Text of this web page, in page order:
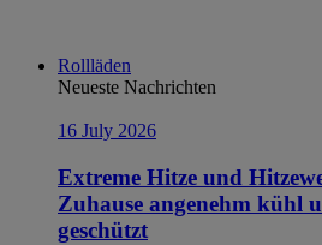
Rollläden
Neueste Nachrichten
16 July 2026
Extreme Hitze und
Zuhause angenehm kühl
geschützt